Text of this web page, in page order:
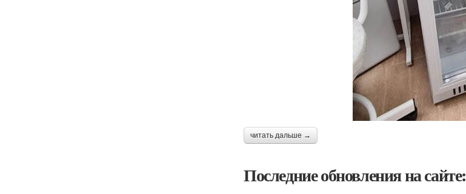
читать дальше →
Последние обновления на сайте: